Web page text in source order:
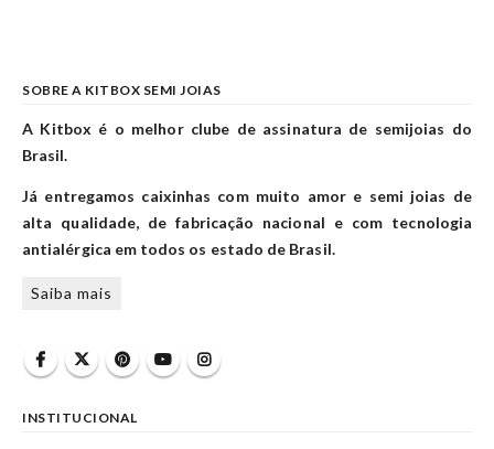
SOBRE A KITBOX SEMI JOIAS
A Kitbox é o melhor clube de assinatura de semijoias do
Brasil.
Já entregamos caixinhas com muito amor e semi joias de
alta qualidade, de fabricação nacional e com tecnologia
antialérgica em todos os estado de Brasil.
Saiba mais
INSTITUCIONAL